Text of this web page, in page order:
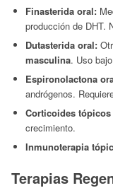
Finasterida oral:
producción de DHT.
Dutasterida oral:
masculina. Uso
Espironolactona
andrógenos.
Corticoides
crecimiento.
Inmunoterapia
Terapias